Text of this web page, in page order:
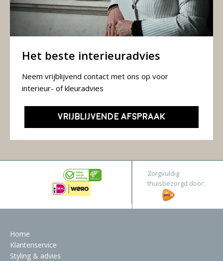
Het beste interieuradvies
Neem vrijblijvend contact met ons op voor
interieur- of kleuradvies
VRIJBLIJVENDE AFSPRAAK
Zorgvuldig
thuisbezorgd door:
Home
Klantenservice
Styling & advies